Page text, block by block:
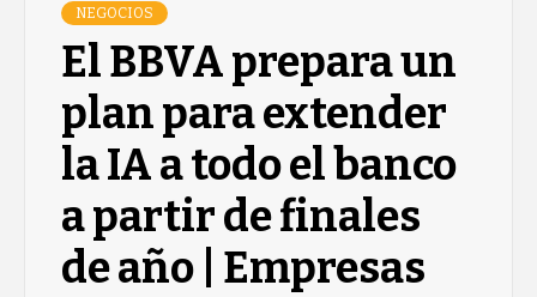
NEGOCIOS
El BBVA prepara un
plan para extender
la IA a todo el banco
a partir de finales
de año | Empresas